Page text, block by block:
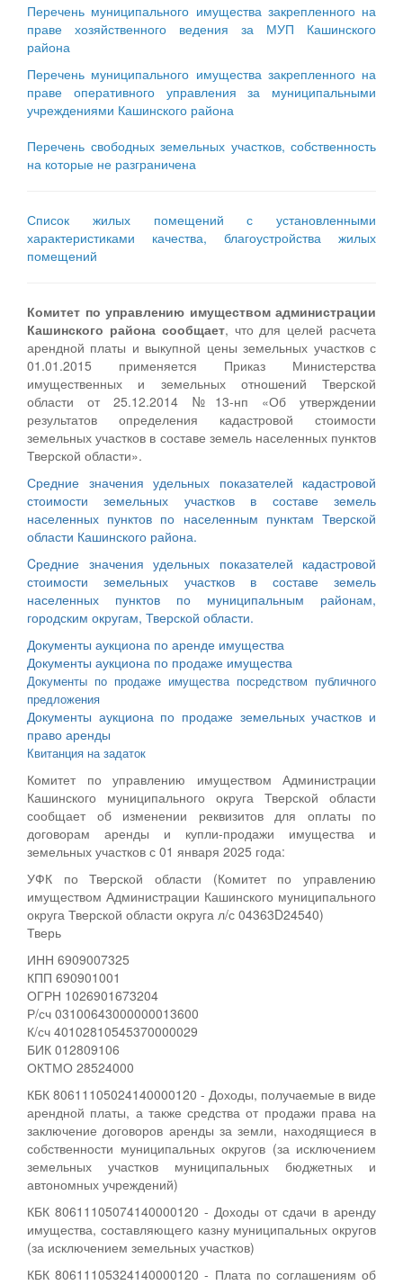
Перечень муниципального имущества закрепленного на
праве хозяйственного ведения за МУП Кашинского
района
Перечень муниципального имущества закрепленного на
праве оперативного управления за муниципальными
учреждениями Кашинского района
Перечень свободных земельных участков, собственность
на которые не разграничена
Список жилых помещений с установленными
характеристиками качества, благоустройства жилых
помещений
Комитет по управлению имуществом администрации
Кашинского района сообщает, что для целей расчета
арендной платы и выкупной цены земельных участков с
01.01.2015 применяется Приказ Министерства
имущественных и земельных отношений Тверской
области от 25.12.2014 №13-нп «Об утверждении
результатов определения кадастровой стоимости
земельных участков в составе земель населенных пунктов
Тверской области».
Средние значения удельных показателей кадастровой
стоимости земельных участков в составе земель
населенных пунктов по населенным пунктам Тверской
области Кашинского района.
Cредние значения удельных показателей кадастровой
стоимости земельных участков в составе земель
населенных пунктов по муниципальным районам,
городским округам, Тверской области.
Документы аукциона по аренде имущества
Документы аукциона по продаже имущества
Документы по продаже имущества посредством публичного
предложения
Документы аукциона по продаже земельных участков и
право аренды
Квитанция на задаток
Комитет по управлению имуществом Администрации
Кашинского муниципального округа Тверской области
сообщает об изменении реквизитов для оплаты по
договорам аренды и купли-продажи имущества и
земельных участков с 01 января 2025 года:
УФК по Тверской области (Комитет по управлению
имуществом Администрации Кашинского муниципального
округа Тверской области округа л/с 04363D24540)
Тверь
ИНН 6909007325
КПП 690901001
ОГРН 1026901673204
Р/сч 03100643000000013600
К/сч 40102810545370000029
БИК 012809106
ОКТМО 28524000
КБК 80611105024140000120 - Доходы, получаемые в виде
арендной платы, а также средства от продажи права на
заключение договоров аренды за земли, находящиеся в
собственности муниципальных округов (за исключением
земельных участков муниципальных бюджетных и
автономных учреждений)
КБК 80611105074140000120 - Доходы от сдачи в аренду
имущества, составляющего казну муниципальных округов
(за исключением земельных участков)
КБК 80611105324140000120 - Плата по соглашениям об